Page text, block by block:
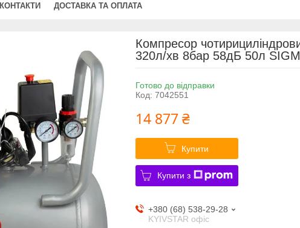
КОНТАКТИ ДОСТАВКА ТА ОПЛАТА
Компресор
320л/хв 8бар 58дБ 50л
Готово до відправки
Код: 7042551
14 877 ₴
Купити
Купити з
+380 (68) 538-29-28
KYIVSTAR офіс